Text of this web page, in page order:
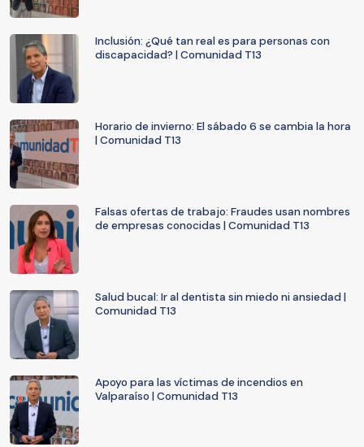
Inclusión: ¿Qué tan real es para personas con
discapacidad? | Comunidad T13
Horario de invierno: El sábado 6 se cambia la hora
| Comunidad T13
Falsas ofertas de trabajo: Fraudes usan nombres
de empresas conocidas | Comunidad T13
Salud bucal: Ir al dentista sin miedo ni ansiedad |
Comunidad T13
Apoyo para las víctimas de incendios en
Valparaíso | Comunidad T13